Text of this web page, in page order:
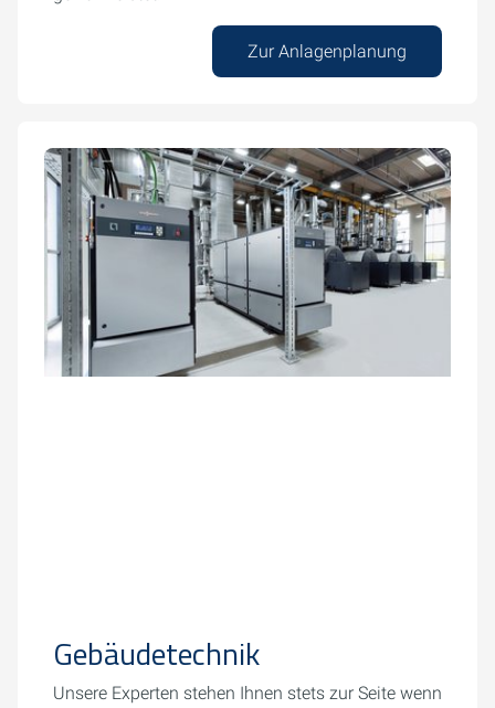
Zur Anlagenplanung
Gebäudetechnik
Unsere Experten stehen Ihnen stets zur Seite wenn